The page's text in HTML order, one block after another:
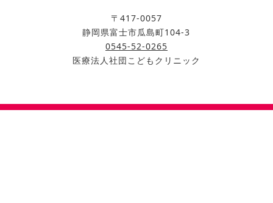
〒417-0057
静岡県富士市瓜島町104-3
0545-52-0265
医療法人社団こどもクリニック